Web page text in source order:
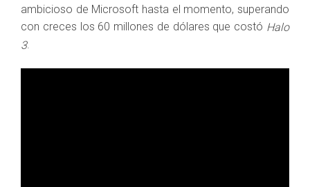
ambicioso de Microsoft hasta el momento, superando
con creces los 60 millones de dólares que costó Halo
3.